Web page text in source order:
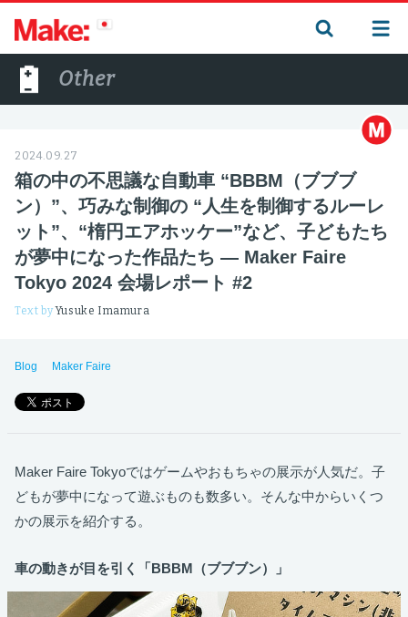
Other
2024.09.27
箱の中の不思議な自動車 “BBBM（ブブブ
ン）”、巧みな制御の “人生を制御するルーレ
ット”、“楕円エアホッケー”など、子どもたち
が夢中になった作品たち ― Maker Faire
Tokyo 2024 会場レポート #2
Text byYusuke Imamura
Blog Maker Faire
Maker Faire Tokyoではゲームやおもちゃの展示が人気だ。子
どもが夢中になって遊ぶものも数多い。そんな中からいくつ
かの展示を紹介する。
車の動きが目を引く「BBBM（ブブブン）」